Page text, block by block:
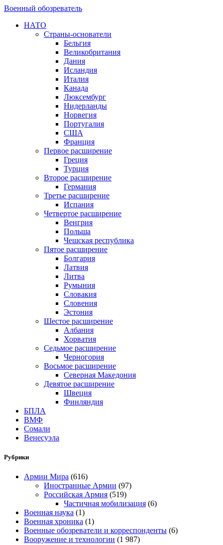
Военный обозреватель
НАТО
Страны-основатели
Бельгия
Великобритания
Дания
Исландия
Италия
Канада
Люксембург
Нидерланды
Норвегия
Португалия
США
Франция
Первое расширение
Греция
Турция
Второе расширение
Германия
Третье расширение
Испания
Четвертое расширение
Венгрия
Польша
Чешская республика
Пятое расширение
Болгария
Латвия
Литва
Румыния
Словакия
Словения
Эстония
Шестое расширение
Албания
Хорватия
Седьмое расширение
Черногория
Восьмое расширение
Северная Македония
Девятое расширение
Швеция
Финляндия
БПЛА
ВМФ
Сомали
Венесуэла
Рубрики
Армии Мира (616)
Иностранные Армии (97)
Российская Армия (519)
Частичная мобилизация (6)
Военная наука (1)
Военная хроника (1)
Военные обозреватели и корреспонденты (6)
Вооружение и технологии (1 987)